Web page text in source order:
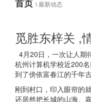
首页 \最新动态
觅胜东梓关 ,
4月20日，一次让人期
杭州计算机学校近200
到了傍依富春江的千年
刚到村口，印入眼帘的
还居然把长城的山海、